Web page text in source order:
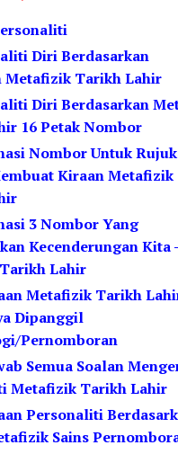
Diri Berdasarkan
Metafizik Tarikh Lahir
Diri Berdasarkan
16 Petak Nombor
Nombor Untuk
Kiraan Metafizik
3 Nombor Yang
Kecenderungan Kita -
Lahir
Metafizik Tarikh
Dipanggil
Pernomboran
Semua Soalan
Metafizik Tarikh Lahir
Personaliti
Sains